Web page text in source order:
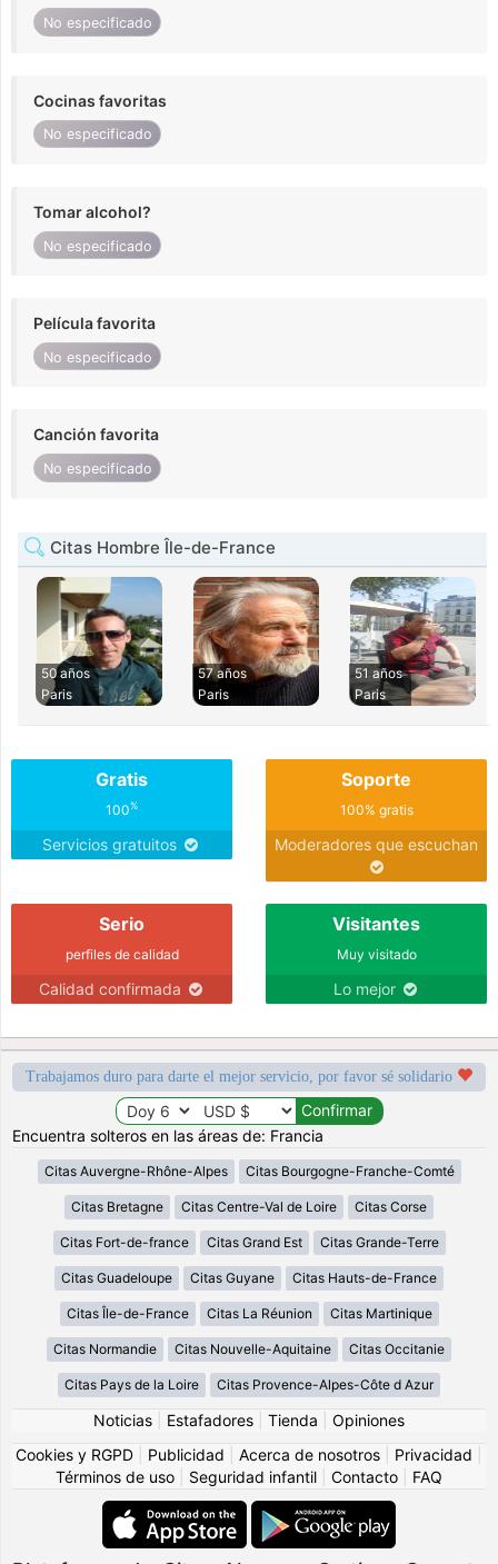
No especificado
Cocinas favoritas
No especificado
Tomar alcohol?
No especificado
Película favorita
No especificado
Canción favorita
No especificado
Citas Hombre Île-de-France
50 años
Paris
57 años
Paris
51 años
Paris
Gratis
100%
Servicios gratuitos
Soporte
100% gratis
Moderadores que escuchan
Serio
perfiles de calidad
Calidad confirmada
Visitantes
Muy visitado
Lo mejor
Trabajamos duro para darte el mejor servicio, por favor sé solidario
Encuentra solteros en las áreas de: Francia
Citas Auvergne-Rhône-Alpes Citas Bourgogne-Franche-Comté
Citas Bretagne Citas Centre-Val de Loire Citas Corse
Citas Fort-de-france Citas Grand Est Citas Grande-Terre
Citas Guadeloupe Citas Guyane Citas Hauts-de-France
Citas Île-de-France Citas La Réunion Citas Martinique
Citas Normandie Citas Nouvelle-Aquitaine Citas Occitanie
Citas Pays de la Loire Citas Provence-Alpes-Côte d Azur
Noticias Estafadores Tienda
Opiniones
Cookies y RGPD
Publicidad Acerca de nosotros Privacidad
Términos de uso
Seguridad infantil Contacto FAQ